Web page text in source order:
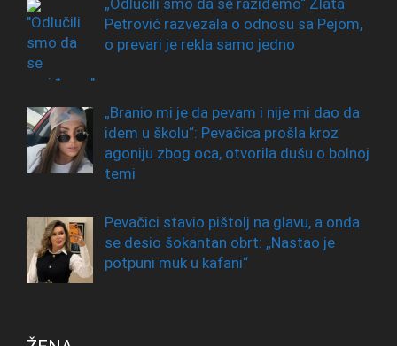
Petrović razvezala o odnosu sa Pejom,
o prevari je rekla samo jedno
„Branio mi je da pevam i nije mi dao da
idem u školu“: Pevačica prošla kroz
agoniju zbog oca, otvorila dušu o bolnoj
temi
Pevačici stavio pištolj na glavu, a onda
se desio šokantan obrt: „Nastao je
potpuni muk u kafani“